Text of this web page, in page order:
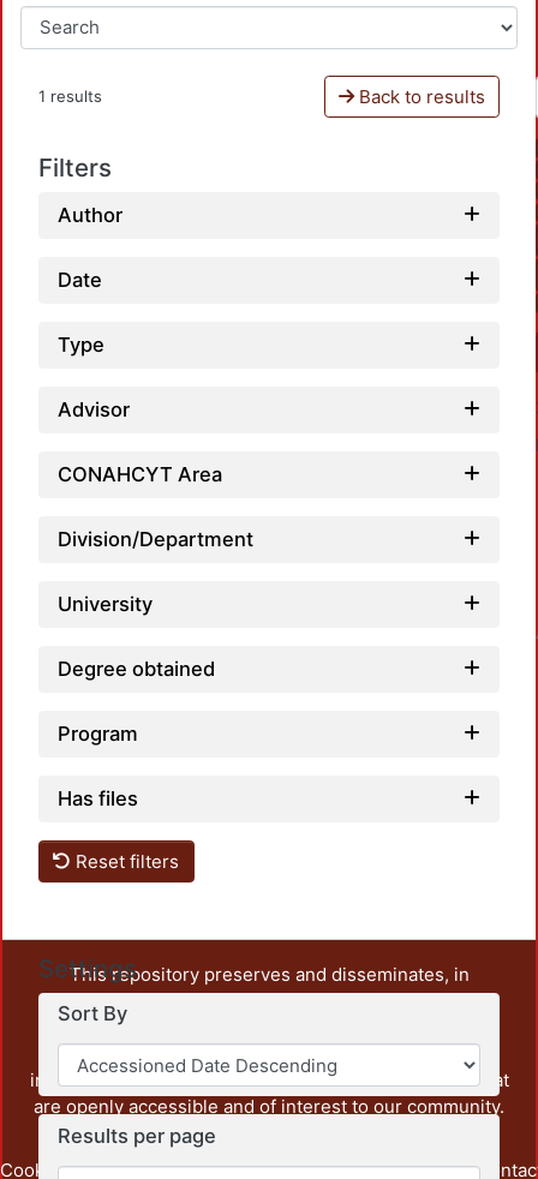
1 results Back to results
Filters
Author
Date
Type
Advisor
CONAHCYT Area
Division/Department
University
Degree obtained
Program
Has files
Reset filters
Settings
Sort By
Results per page
This repository preserves and disseminates, in
unrestricted open access, the teaching and research
output of UAM Azcapotzalco. It also includes some
administrative and graphic documents from the
institution, as well as content from other institutions that
are openly accessible and of interest to our community.
Cookie Privacy End User Send